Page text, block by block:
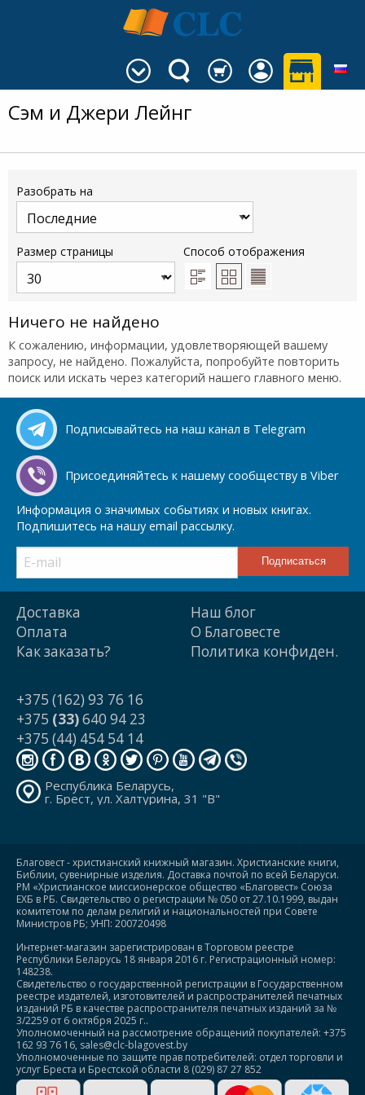
Сэм и Джери Лейнг
Разобрать на
Размер страницы Способ отображения
Ничего не найдено
К сожалению, информации, удовлетворяющей вашему
запросу, не найдено. Пожалуйста, попробуйте повторить
поиск или искать через категорий нашего главного меню.
Подписывайтесь на наш канал в Telegram
Присоединяйтесь к нашему сообществу в Viber
Информация о значимых событиях и новых книгах.
Подпишитесь на нашу email рассылку.
Доставка
Оплата
Как заказать?
Наш блог
О Благовесте
Политика конфиден.
+375 (162) 93 76 16
+375 (33)640 94 23
+375 (44) 454 54 14
Республика Беларусь,
г. Брест, ул. Халтурина, 31 "В"
Благовест - христианский книжный магазин. Христианские книги,
Библии, сувенирные изделия. Доставка почтой по всей Беларуси.
РМ «Христианское миссионерское общество «Благовест» Союза
ЕХБ в РБ. Свидетельство о регистрации № 050 от 27.10.1999, выдан
комитетом по делам религий и национальностей при Совете
Министров РБ; УНП: 200720498
Интернет-магазин зарегистрирован в Торговом реестре
Республики Беларусь 18 января 2016 г. Регистрационный номер:
148238.
Свидетельство о государственной регистрации в Государственном
реестре издателей, изготовителей и распространителей печатных
изданий РБ в качестве распространителя печатных изданий за №
3/2259 от 6 октября 2025 г..
Уполномоченный на рассмотрение обращений покупателей: +375
162 93 76 16, sales@clc-blagovest.by
Уполномоченные по защите прав потребителей: отдел торговли и
услуг Бреста и Брестской области 8 (029) 87 27 852